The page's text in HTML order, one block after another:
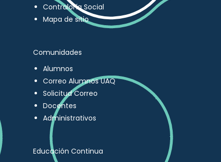
Contraloría Social
Mapa de sitio
Comunidades
Alumnos
Correo Alumnos UAQ
Solicitud Correo
Docentes
Administrativos
Educación Continua